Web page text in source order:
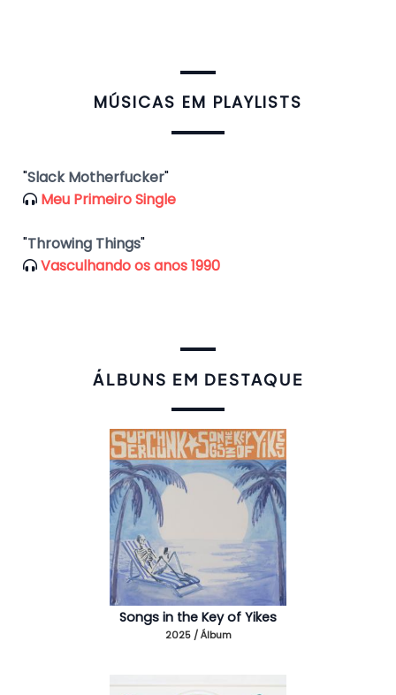
​MÚSICAS EM PLAYLISTS
"Slack Motherfucker"
Meu Primeiro Single
"Throwing Things"
Vasculhando os anos 1990
ÁLBUNS EM DESTAQUE
Songs in the Key of Yikes
2025 / Álbum